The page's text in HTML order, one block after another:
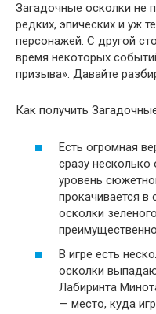
Загадочные осколки не
редких, эпических и уж
персонажей. С другой
время некоторых
призыва». Давайте
Как получить
Есть огромная
сразу
уровень
прокачивается
осколки
В игре есть
осколки
Лабиринта
— место, куда